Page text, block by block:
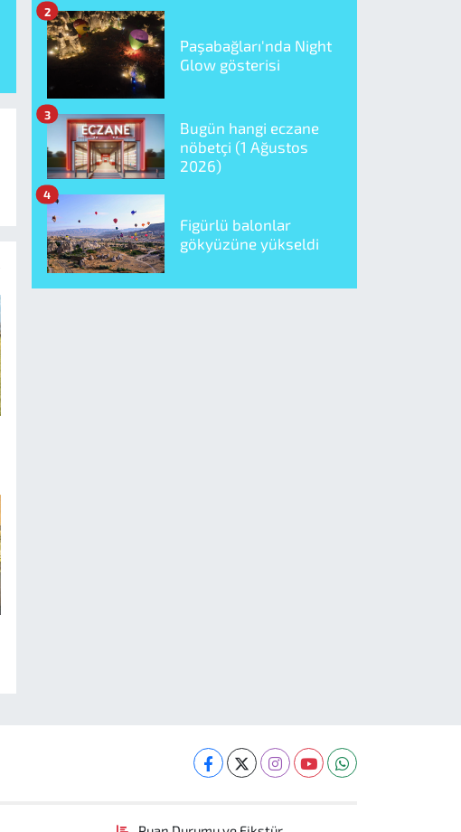
Paşabağları'nda Night
Glow gösterisi
2
Bugün hangi eczane
nöbetçi (1 Ağustos
2026)
3
Figürlü balonlar
gökyüzüne yükseldi
4